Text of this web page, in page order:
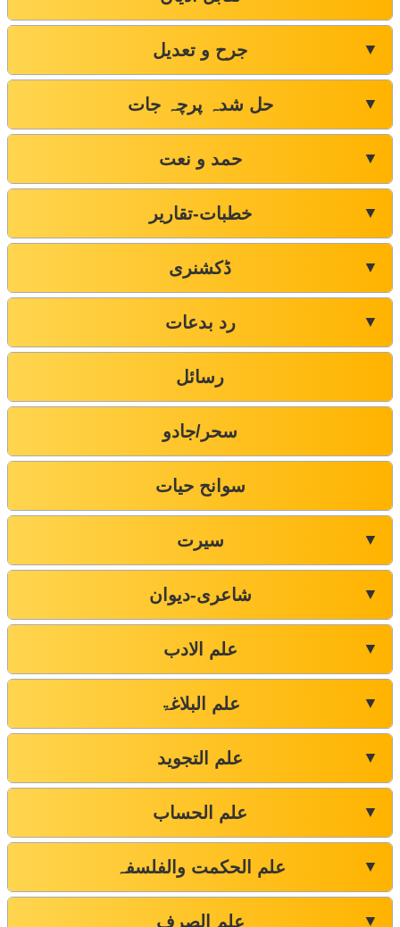
جرح و تعدیل ▼
حل شدہ پرچہ جات ▼
حمد و نعت ▼
خطبات-تقاریر ▼
ڈکشنری ▼
رد بدعات ▼
رسائل
سحر/جادو
سوانح حیات
سیرت ▼
شاعری-دیوان ▼
علم الادب ▼
علم البلاغۃ ▼
علم التجوید ▼
علم الحساب ▼
علم الحکمت والفلسفہ ▼
علم الصرف ▼